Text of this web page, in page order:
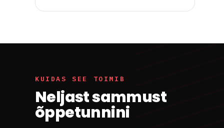
KUIDAS SEE TOIMIB
Neljast sammust
õppetunnini